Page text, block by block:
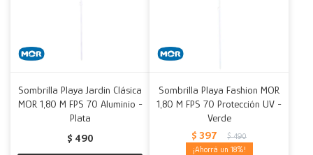
Sombrilla Playa Jardin Clásica
MOR 1,80 M FPS 70 Aluminio -
Plata
$ 490
Sombrilla Playa Fashion MOR
1,80 M FPS 70 Protección UV -
Verde
$ 397 $ 490
18